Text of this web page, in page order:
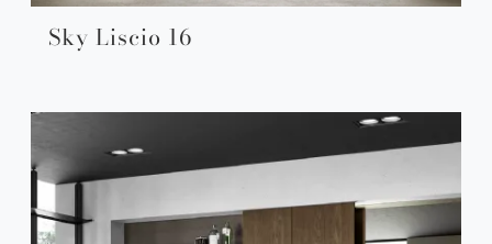
Sky Liscio 16